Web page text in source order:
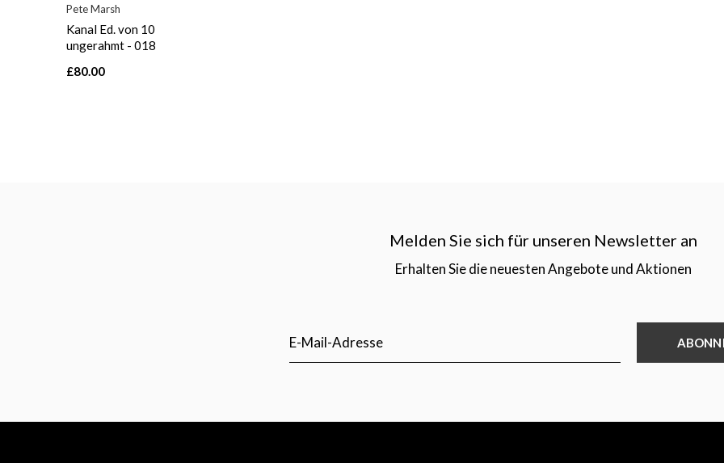
Pete Marsh
Kanal Ed. von 10
ungerahmt - 018
£80.00
Melden Sie sich für unseren Newsletter an
Erhalten Sie die neuesten Angebote und Aktionen